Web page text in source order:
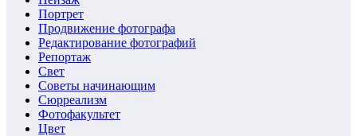
Портрет
Продвижение фотографа
Редактирование фотографий
Репортаж
Свет
Советы начинающим
Сюрреализм
Фотофакультет
Цвет